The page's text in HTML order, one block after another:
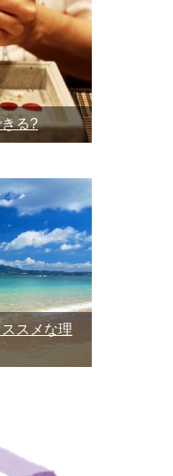
る?
スメな理